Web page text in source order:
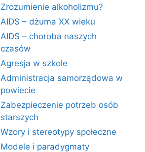
Zrozumienie alkoholizmu?
AIDS – dżuma XX wieku
AIDS – choroba naszych
czasów
Agresja w szkole
Administracja samorządowa w
powiecie
Zabezpieczenie potrzeb osób
starszych
Wzory i stereotypy społeczne
Modele i paradygmaty